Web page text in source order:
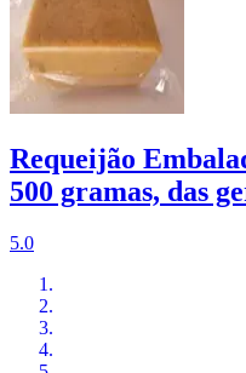
Requeijão
500 gramas, das
5.0